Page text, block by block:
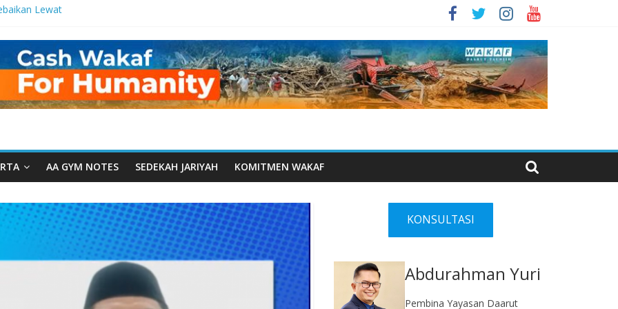
Lewat
Manfaat
dari Serua:
Yayasan
Daarut Tauhiid
Ketika
Dakwah, Wakaf
AA GYM NOTES SEDEKAH JARIYAH KOMITMEN WAKAF
KONSULTASI
Abdurahman Yuri
Pembina Yayasan Daarut